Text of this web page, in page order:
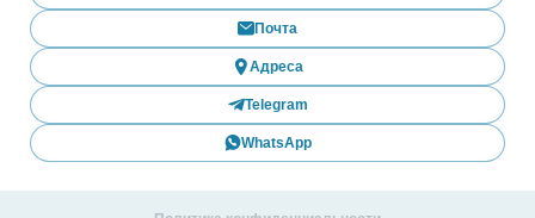
Почта
Адреса
Telegram
WhatsApp